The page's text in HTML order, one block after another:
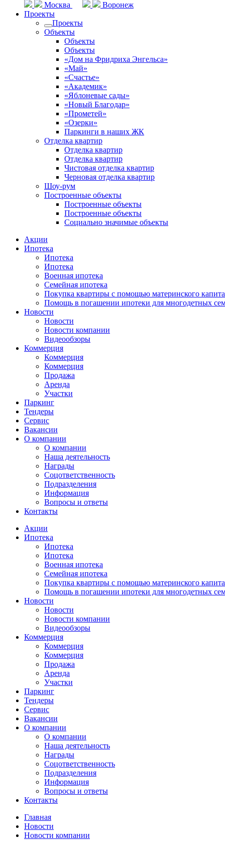
Москва
Воронеж
Проекты
Проекты
Объекты
Объекты
Объекты
«Дом на Фридриха Энгельса»
«Май»
«Счастье»
«Академик»
«Яблоневые сады»
«Новый Благодар»
«Прометей»
«Озерки»
Паркинги в наших ЖК
Отделка квартир
Отделка квартир
Отделка квартир
Чистовая отделка квартир
Черновая отделка квартир
Шоу-рум
Построенные объекты
Построенные объекты
Построенные объекты
Социально значимые объекты
Акции
Ипотека
Ипотека
Ипотека
Военная ипотека
Семейная ипотека
Покупка квартиры с помощью материнского
Помощь в погашении ипотеки для многодетных
Новости
Новости
Новости компании
Видеообзоры
Коммерция
Коммерция
Коммерция
Продажа
Аренда
Участки
Паркинг
Тендеры
Сервис
Вакансии
О компании
О компании
Наша деятельность
Награды
Соцответственность
Подразделения
Информация
Вопросы и ответы
Контакты
Акции
Ипотека
Ипотека
Ипотека
Военная ипотека
Семейная ипотека
Покупка квартиры с помощью материнского
Помощь в погашении ипотеки для многодетных
Новости
Новости
Новости компании
Видеообзоры
Коммерция
Коммерция
Коммерция
Продажа
Аренда
Участки
Паркинг
Тендеры
Сервис
Вакансии
О компании
О компании
Наша деятельность
Награды
Соцответственность
Подразделения
Информация
Вопросы и ответы
Контакты
Главная
Новости
Новости компании